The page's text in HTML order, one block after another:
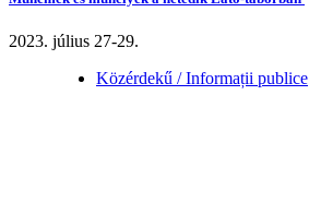
2023. július 27-29.
Közérdekű / Informații publice